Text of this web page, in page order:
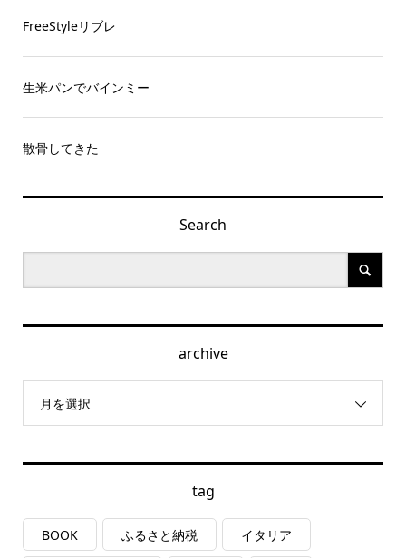
FreeStyleリブレ
生米パンでバインミー
散骨してきた
Search
archive
月を選択
tag
BOOK ふるさと納税 イタリア